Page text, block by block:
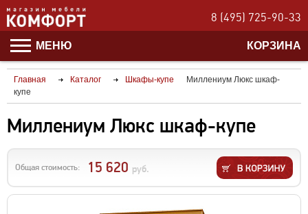
8 (495) 725-90-33
МЕНЮ КОРЗИНА
Главная Каталог Шкафы-купе
Миллениум Люкс шкаф-
купе
Миллениум Люкс шкаф-купе
Общая стоимость: 15 620 руб.